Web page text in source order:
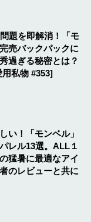
題を即解消！「モ
売バックパックに
過ぎる秘密とは？
私物 #353]
い！「モンベル」
レル13選。ALL１
猛暑に最適なアイ
のレビューと共に